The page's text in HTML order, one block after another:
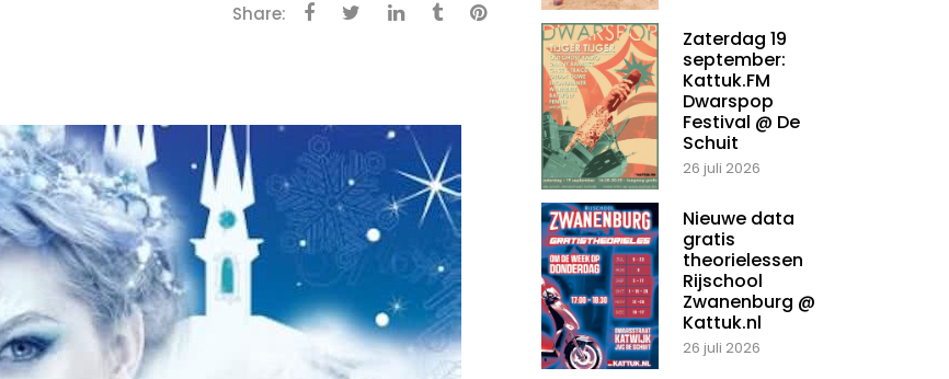
Share:
Zaterdag 19
september:
Kattuk.FM
Dwarspop
Festival @ De
Schuit
26 juli 2026
Nieuwe data
gratis
theorielessen
Rijschool
Zwanenburg @
Kattuk.nl
26 juli 2026